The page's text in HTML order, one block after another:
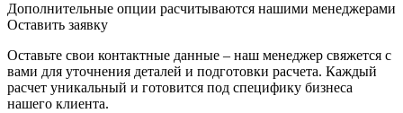
Дополнительные опции расчитываются нашими менеджерами
Оставить заявку
Оставьте свои контактные данные – наш менеджер свяжется с
вами для уточнения деталей и подготовки расчета. Каждый
расчет уникальный и готовится под специфику бизнеса
нашего клиента.